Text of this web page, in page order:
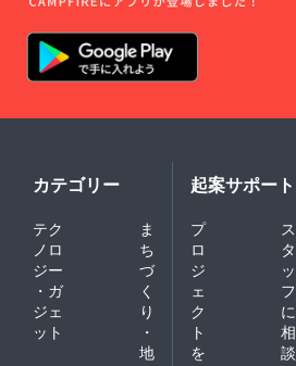
カテゴリー
テク
ノロ
ジー
・ガ
ジェ
ット
ま
ち
づ
く
り
・
地
起案サポート
プ
ロ
ジ
ェ
ク
ト
を
ス
タ
ッ
フ
に
相
談